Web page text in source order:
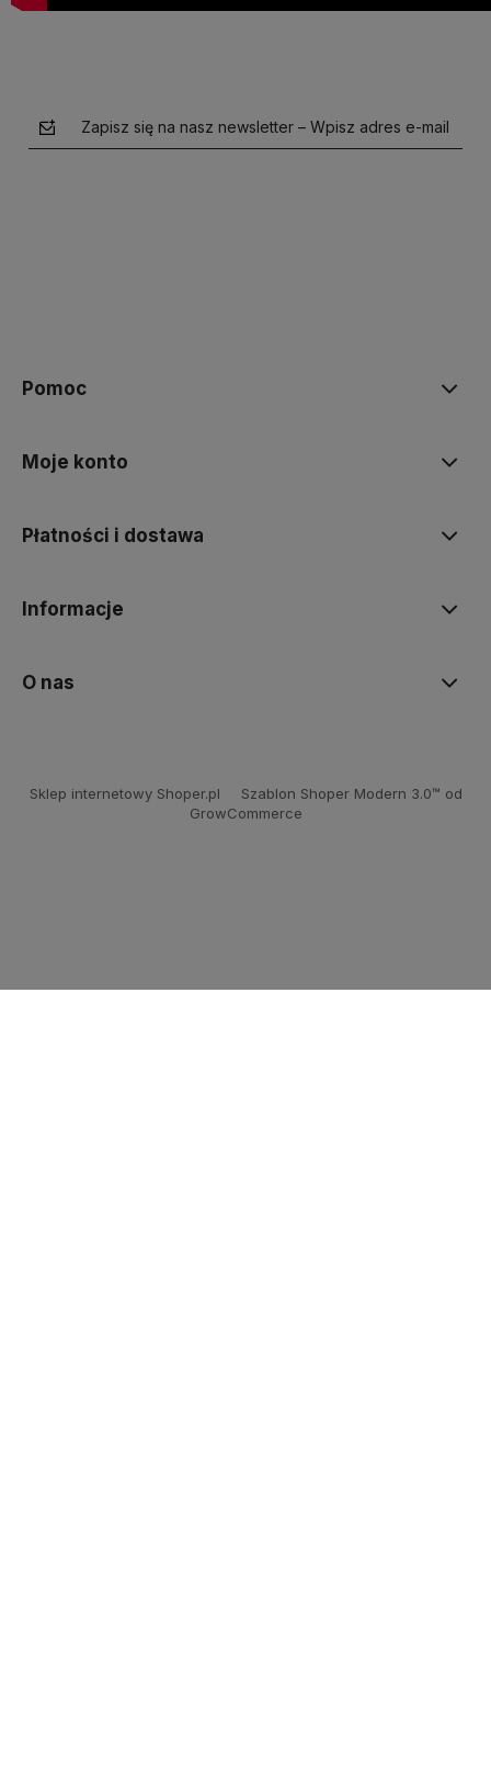
Zapisz się na nasz newsletter – Wpisz adres e-mail
Pomoc
Moje konto
Płatności i dostawa
Informacje
O nas
Sklep internetowy Shoper.pl Szablon Shoper Modern 3.0™ od
GrowCommerce